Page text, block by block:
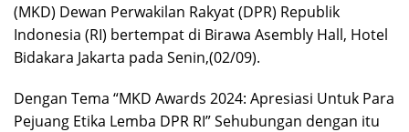
(MKD) Dewan Perwakilan Rakyat (DPR) Republik
Indonesia (RI) bertempat di Birawa Asembly Hall, Hotel
Bidakara Jakarta pada Senin,(02/09).
Dengan Tema “MKD Awards 2024: Apresiasi Untuk Para
Pejuang Etika Lemba DPR RI” Sehubungan dengan itu